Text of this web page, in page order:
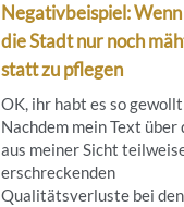
Negativbeispiel: Wenn
die Stadt nur noch
statt zu pflegen
OK, ihr habt es so
Nachdem mein Text über
aus meiner Sicht
erschreckenden
Qualitätsverluste bei den